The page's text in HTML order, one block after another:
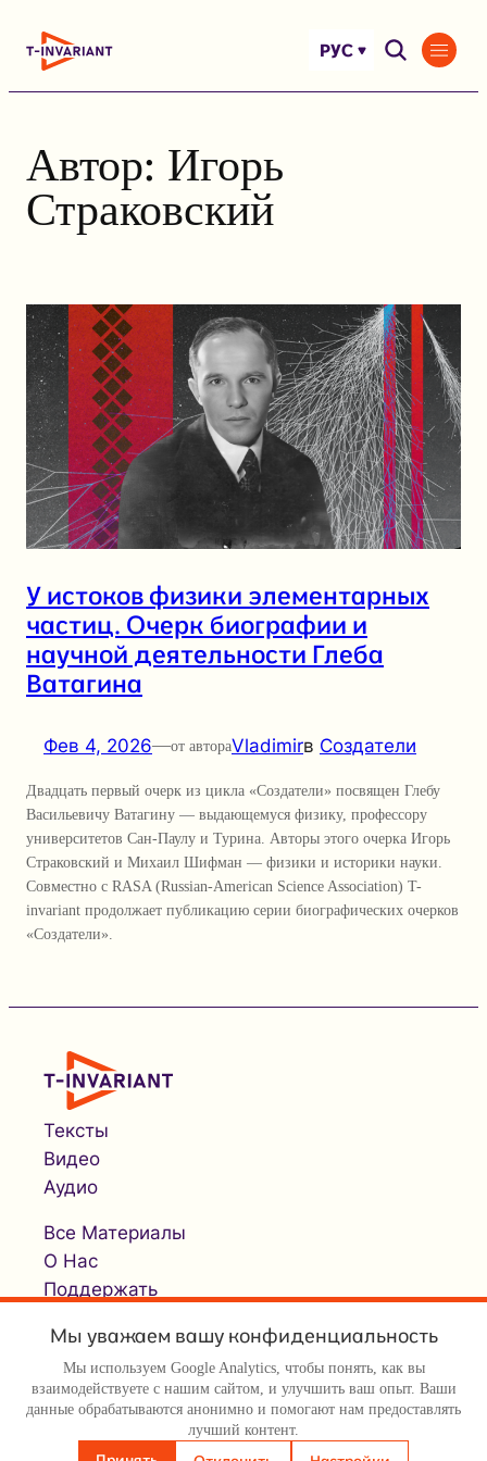
РУС
Автор: Игорь
Страковский
У истоков физики элементарных
частиц. Очерк биографии и
научной деятельности Глеба
Ватагина
Фев 4, 2026—от автораVladimirв Создатели
Двадцать первый очерк из цикла «Создатели» посвящен Глебу
Васильевичу Ватагину — выдающемуся физику, профессору
университетов Сан-Паулу и Турина. Авторы этого очерка Игорь
Страковский и Михаил Шифман — физики и историки науки.
Совместно с RASA (Russian-American Science Association) T-
invariant продолжает публикацию серии биографических очерков
«Создатели».
Тексты
Видео
Аудио
Все Материалы
О Нас
Поддержать
© Т-инвариант / T-invariant, 2026
Мы уважаем вашу конфиденциальность
Мы используем Google Analytics, чтобы понять, как вы
взаимодействуете с нашим сайтом, и улучшить ваш опыт. Ваши
данные обрабатываются анонимно и помогают нам предоставлять
лучший контент.